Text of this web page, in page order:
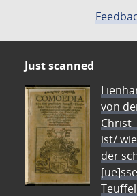
Just scanned
von
ist/
der